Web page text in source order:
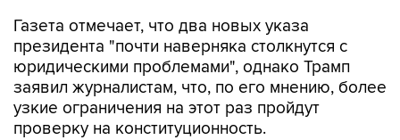
Газета отмечает, что два новых указа
президента "почти наверняка столкнутся с
юридическими проблемами", однако Трамп
заявил журналистам, что, по его мнению, более
узкие ограничения на этот раз пройдут
проверку на конституционность.